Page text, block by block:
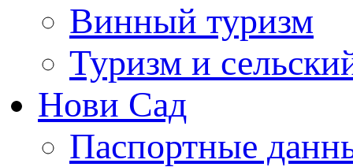
Винный туризм
Туризм и
Нови Сад
Паспортные